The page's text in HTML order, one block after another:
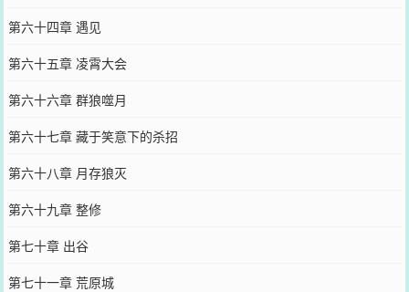
第六十四章 遇见
第六十五章 凌霄大会
第六十六章 群狼噬月
第六十七章 藏于笑意下的杀招
第六十八章 月存狼灭
第六十九章 整修
第七十章 出谷
第七十一章 荒原城